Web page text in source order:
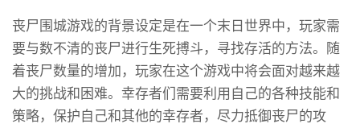
丧尸围城游戏的背景设定是在一个末日世界中，玩家需
要与数不清的丧尸进行生死搏斗，寻找存活的方法。随
着丧尸数量的增加，玩家在这个游戏中将会面对越来越
大的挑战和困难。幸存者们需要利用自己的各种技能和
策略，保护自己和其他的幸存者，尽力抵御丧尸的攻